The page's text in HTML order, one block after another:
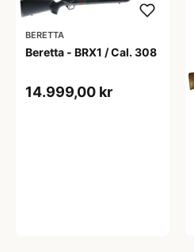
BERETTA
Beretta - BRX1 / Cal. 308
14.999,00 kr